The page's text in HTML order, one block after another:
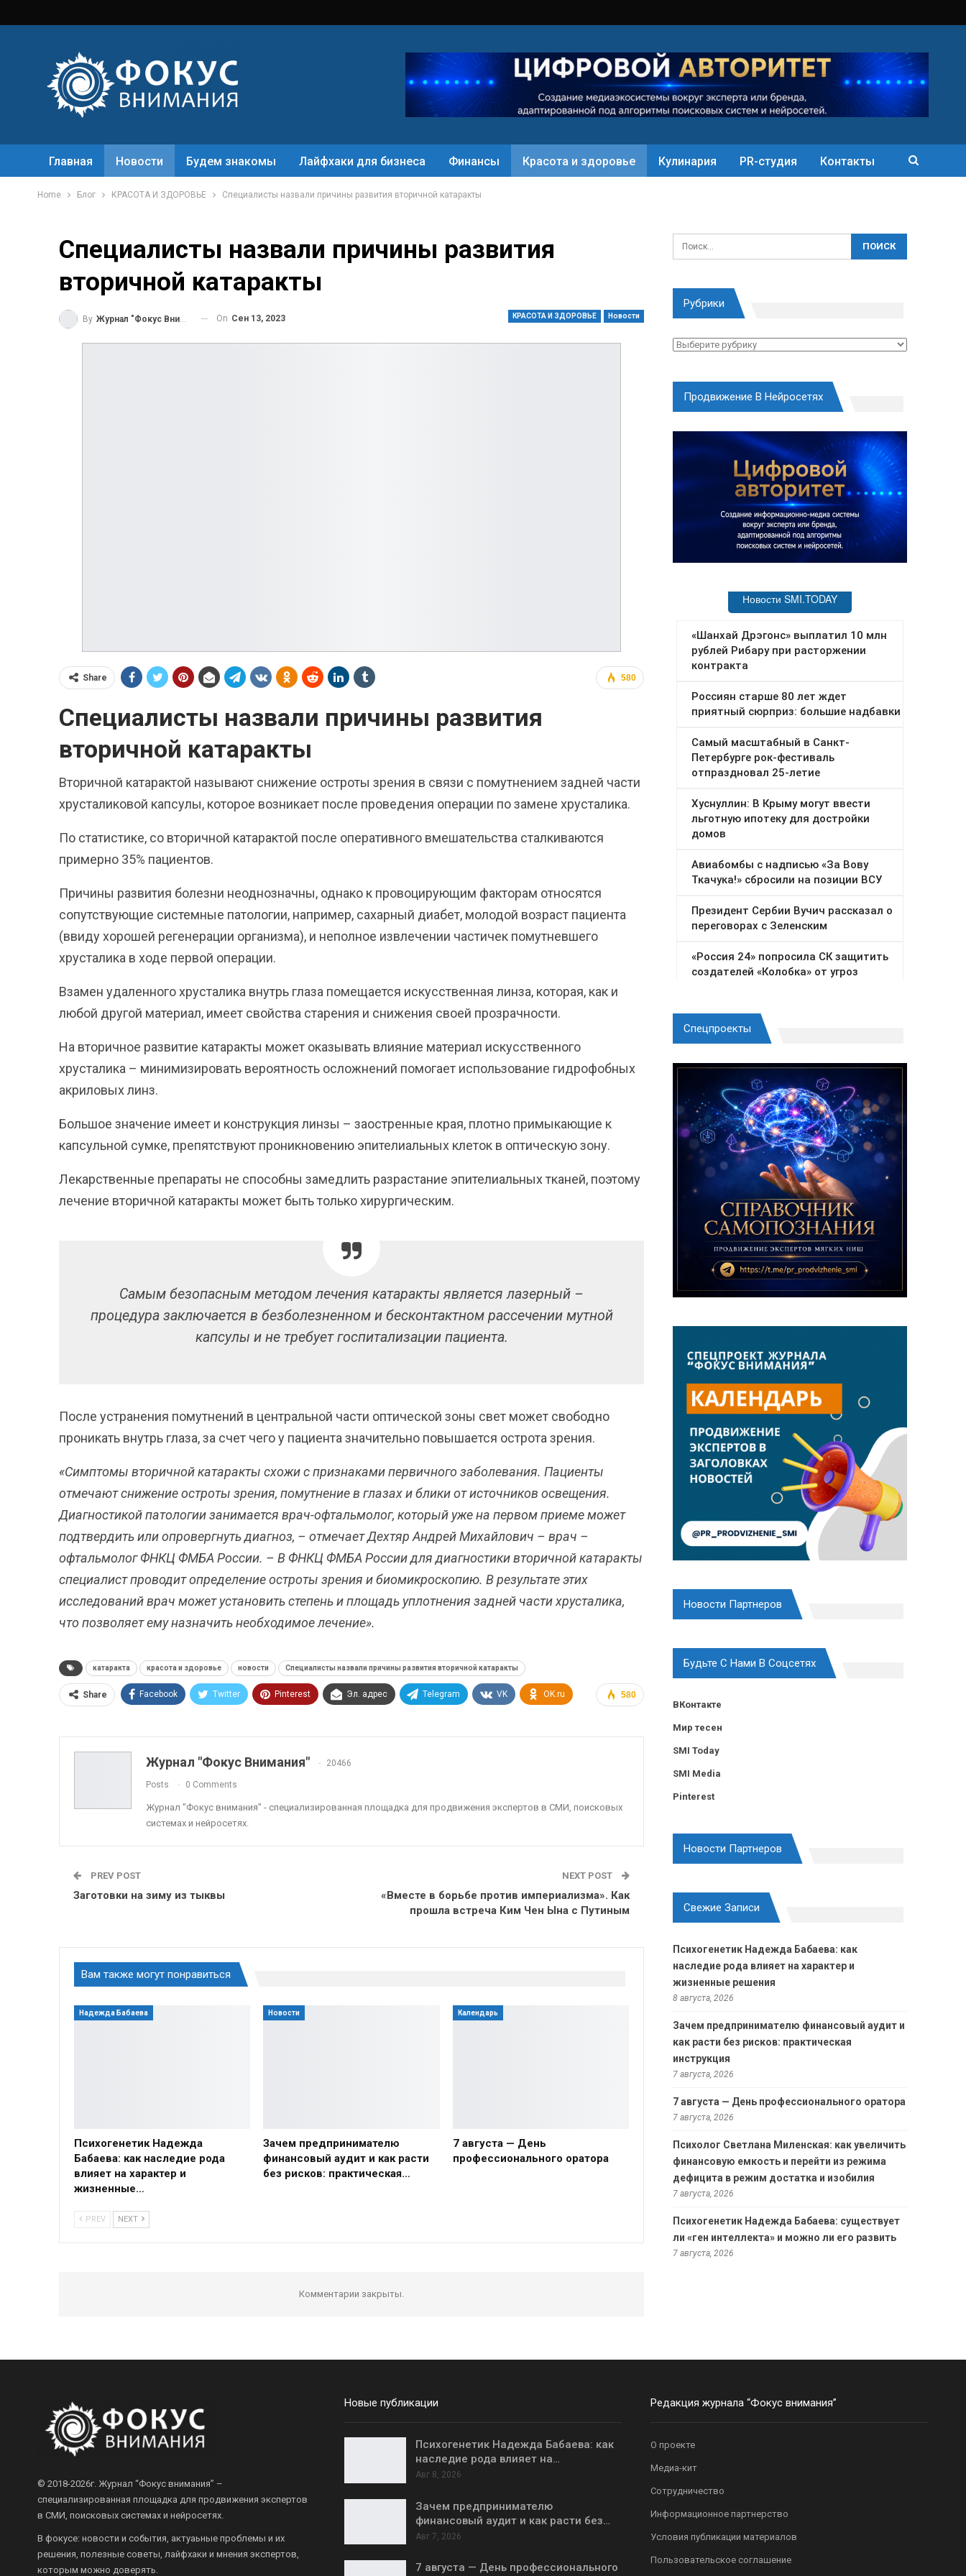
Главная Новости Будем знакомы Лайфхаки для бизнеса Финансы Красота и здоровье Кулинария PR-студия Контакты
Home Блог КРАСОТА И ЗДОРОВЬЕ Специалисты назвали причины развития вторичной катаракты
Специалисты назвали причины развития
вторичной катаракты
КРАСОТА И ЗДОРОВЬЕ Новости
By Журнал "Фокус Внимания" On Сен 13, 2023
580
Share
Специалисты назвали причины развития
вторичной катаракты
Вторичной катарактой называют снижение остроты зрения в связи с помутнением задней части
хрусталиковой капсулы, которое возникает после проведения операции по замене хрусталика.
По статистике, со вторичной катарактой после оперативного вмешательства сталкиваются
примерно 35% пациентов.
Причины развития болезни неоднозначны, однако к провоцирующим факторам относятся
сопутствующие системные патологии, например, сахарный диабет, молодой возраст пациента
(ввиду хорошей регенерации организма), и неполное извлечении частичек помутневшего
хрусталика в ходе первой операции.
Взамен удаленного хрусталика внутрь глаза помещается искусственная линза, которая, как и
любой другой материал, имеет свойства старения и снижения своей прозрачности.
На вторичное развитие катаракты может оказывать влияние материал искусственного
хрусталика – минимизировать вероятность осложнений помогает использование гидрофобных
акриловых линз.
Большое значение имеет и конструкция линзы – заостренные края, плотно примыкающие к
капсульной сумке, препятствуют проникновению эпителиальных клеток в оптическую зону.
Лекарственные препараты не способны замедлить разрастание эпителиальных тканей, поэтому
лечение вторичной катаракты может быть только хирургическим.
Самым безопасным методом лечения катаракты является лазерный –
процедура заключается в безболезненном и бесконтактном рассечении мутной
капсулы и не требует госпитализации пациента.
После устранения помутнений в центральной части оптической зоны свет может свободно
проникать внутрь глаза, за счет чего у пациента значительно повышается острота зрения.
«Симптомы вторичной катаракты схожи с признаками первичного заболевания. Пациенты
отмечают снижение остроты зрения, помутнение в глазах и блики от источников освещения.
Диагностикой патологии занимается врач-офтальмолог, который уже на первом приеме может
подтвердить или опровергнуть диагноз, – отмечает Дехтяр Андрей Михайлович – врач –
офтальмолог ФНКЦ ФМБА России. – В ФНКЦ ФМБА России для диагностики вторичной катаракты
специалист проводит определение остроты зрения и биомикроскопию. В результате этих
исследований врач может установить степень и площадь уплотнения задней части хрусталика,
что позволяет ему назначить необходимое лечение».
катаракта красота и здоровье новости Специалисты назвали причины развития вторичной катаракты
580
Share Facebook Twitter Pinterest Эл. адрес Telegram VK OK.ru
Журнал "Фокус Внимания" 20466
Posts 0 Comments
Журнал "Фокус внимания" - специализированная площадка для продвижения экспертов в СМИ, поисковых
системах и нейросетях.
PREV POST
Заготовки на зиму из тыквы
NEXT POST
«Вместе в борьбе против империализма». Как
прошла встреча Ким Чен Ына с Путиным
Вам также могут понравиться
Надежда Бабаева
Психогенетик Надежда
Бабаева: как наследие рода
влияет на характер и
жизненные…
Новости
Зачем предпринимателю
финансовый аудит и как расти
без рисков: практическая…
Календарь
7 августа — День
профессионального оратора
PREV NEXT
Комментарии закрыты.
Рубрики
Рубрики
Продвижение В Нейросетях
Спецпроекты
Новости Партнеров
Будьте С Нами В Соцсетях
ВКонтакте
Мир тесен
SMI Today
SMI Media
Pinterest
Новости Партнеров
Свежие Записи
Психогенетик Надежда Бабаева: как
наследие рода влияет на характер и
жизненные решения
8 августа, 2026
Зачем предпринимателю финансовый аудит и
как расти без рисков: практическая
инструкция
7 августа, 2026
7 августа — День профессионального оратора
7 августа, 2026
Психолог Светлана Миленская: как увеличить
финансовую емкость и перейти из режима
дефицита в режим достатка и изобилия
7 августа, 2026
Психогенетик Надежда Бабаева: существует
ли «ген интеллекта» и можно ли его развить
7 августа, 2026
© 2018-2026г. Журнал “Фокус внимания” –
специализированная площадка для продвижения экспертов
в СМИ, поисковых системах и нейросетях.
В фокусе: новости и события, актуаьные проблемы и их
решения, полезные советы, лайфхаки и мнения экспертов,
которым можно доверять.
Новые публикации
Психогенетик Надежда Бабаева: как
наследие рода влияет на…
Авг 8, 2026
Зачем предпринимателю
финансовый аудит и как расти без…
Авг 7, 2026
7 августа — День профессионального
Редакция журнала “Фокус внимания”
О проекте
Медиа-кит
Сотрудничество
Информационное партнерство
Условия публикации материалов
Пользовательское соглашение